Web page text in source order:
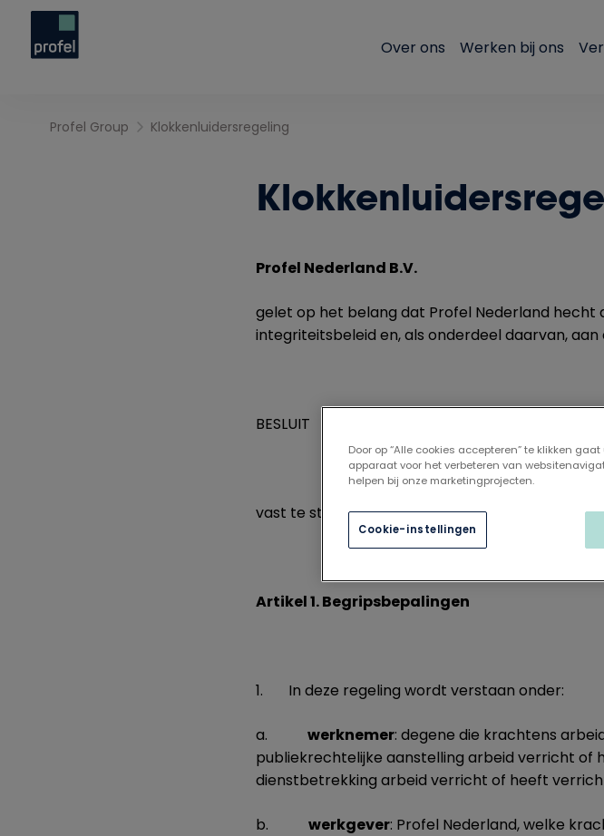
Over ons Werken bij ons
Profel Group Klokkenluidersregeling
Profel Nederland B.V.
gelet op het belang dat Profel Nederland hecht
integriteitsbeleid en, als onderdeel daarvan,
BESLUIT
vast te stellen de navolgende regeling;
Artikel 1. Begripsbepalingen
1. In deze regeling wordt verstaan onder:
a.werknemer: degene die krachtens
publiekrechtelijke aanstelling arbeid verricht of
dienstbetrekking arbeid verricht of heeft
b.werkgever: Profel Nederland, welke
Door op “Alle cookies accepteren” te klikken
apparaat voor het verbeteren van
helpen bij onze marketingprojecten.
Cookie-instellingen